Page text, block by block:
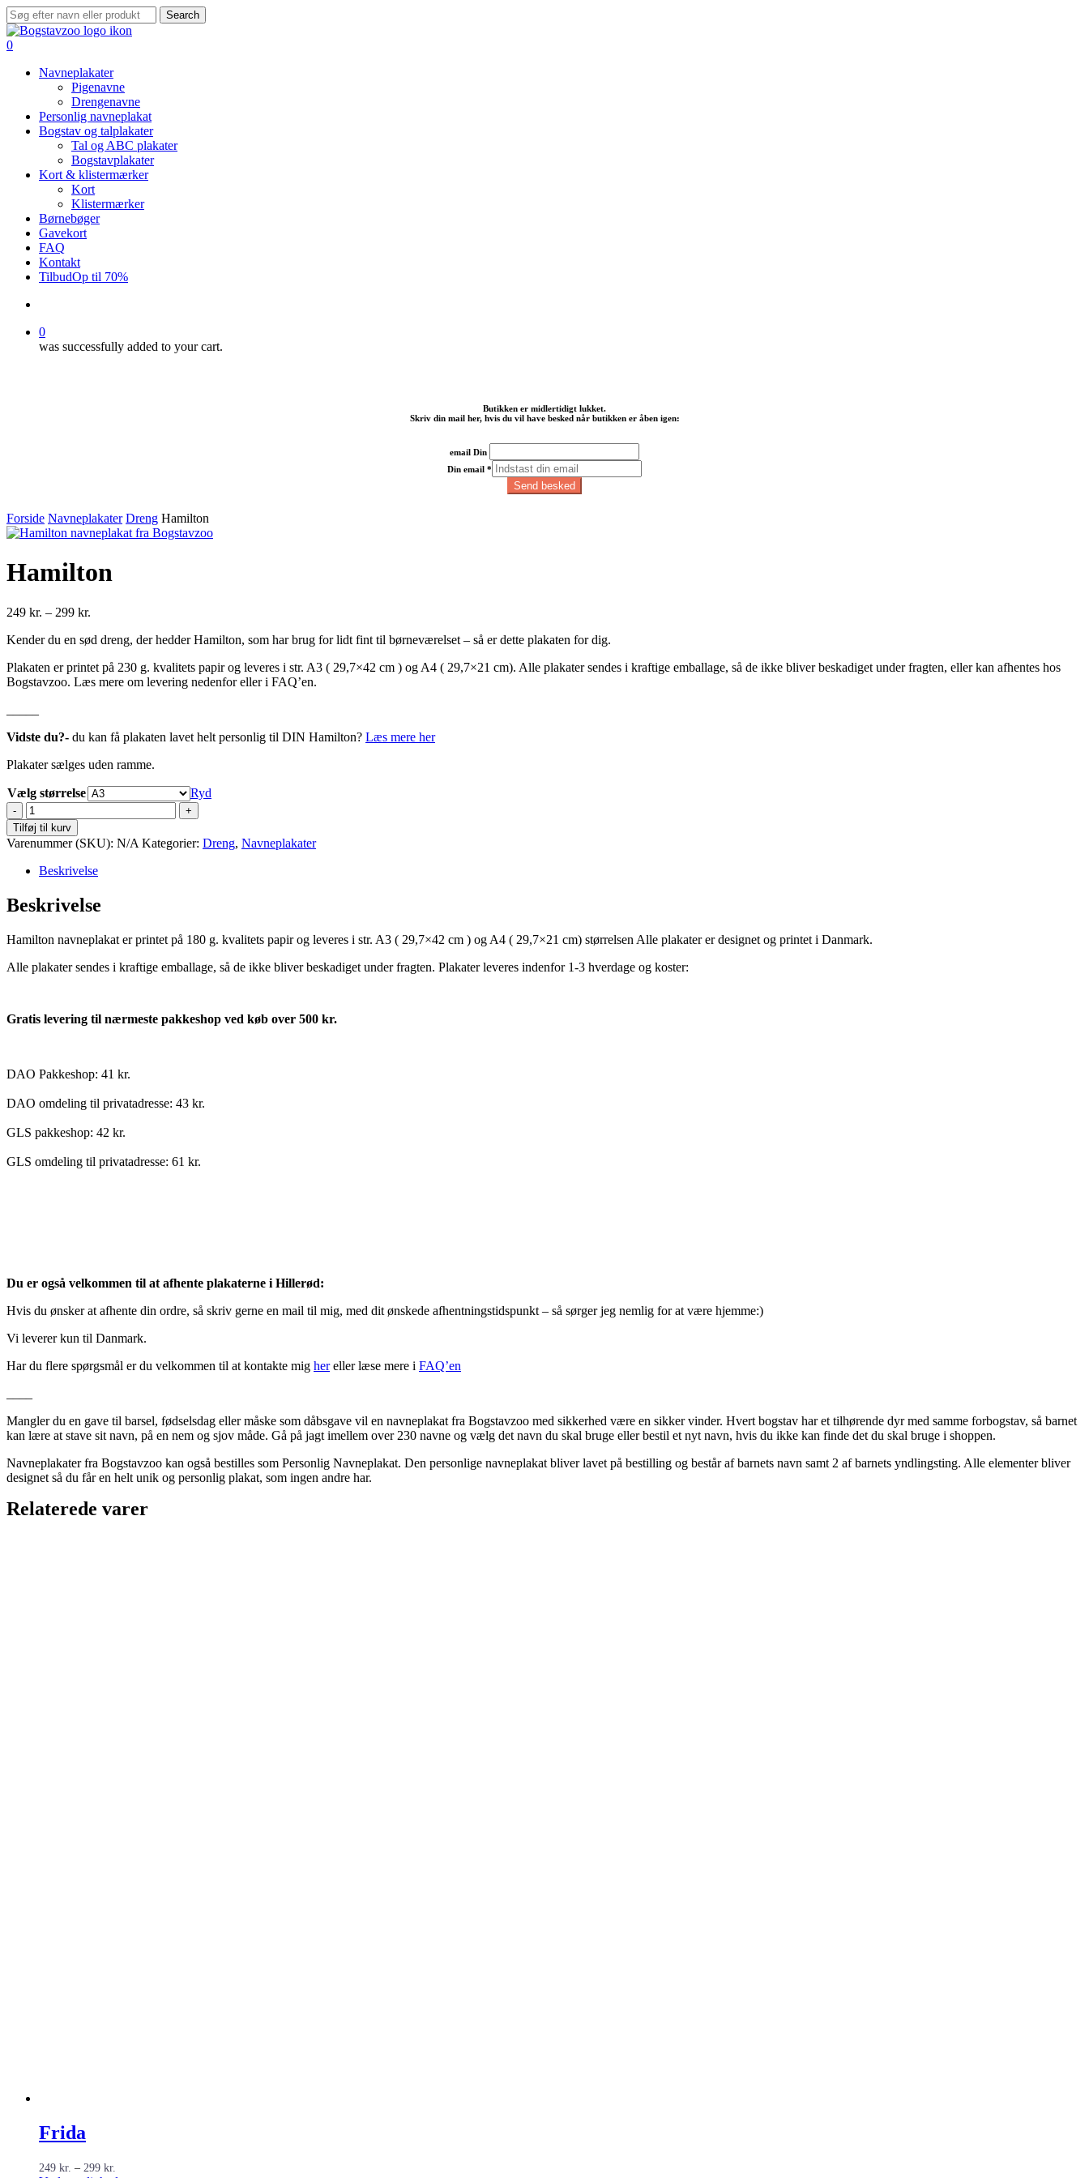
Skip
to
main
Search
Close
Search
search
0
Navneplakater
Pigenavne
Drengenavne
Personlig navneplakat
Bogstav og talplakater
Tal og ABC plakater
Bogstavplakater
Kort & klistermærker
Kort
Klistermærker
Børnebøger
Gavekort
FAQ
Kontakt
TilbudOp til 70%
0
was successfully added to your cart.
Butikken er midlertidigt lukket.
Skriv din mail her, hvis du vil have besked når butikken er åben igen:
email Din
Din email *
Send besked
Forside Navneplakater Dreng Hamilton
Hamilton
249 kr. – 299 kr.
til
Kender du en sød dreng, der hedder Hamilton, som har brug for lidt fint til børneværelset – så er dette plakaten for dig.
Plakaten er printet på 230 g. kvalitets papir og leveres i str. A3 ( 29,7×42 cm ) og A4 ( 29,7×21 cm). Alle plakater sendes i kraftige emballage, så de ikke bliver beskadiget under fragten, eller kan afhentes hos
Bogstavzoo. Læs mere om levering nedenfor eller i FAQ’en.
Vidste du?- du kan få plakaten lavet helt personlig til DIN Hamilton? Læs mere her
Plakater sælges uden ramme.
Vælg størrelse
Ryd
Hamilton
antal
Tilføj til kurv
Varenummer (SKU): N/A Kategorier: Dreng, Navneplakater
Beskrivelse
Beskrivelse
Hamilton navneplakat er printet på 180 g. kvalitets papir og leveres i str. A3 ( 29,7×42 cm ) og A4 ( 29,7×21 cm) størrelsen Alle plakater er designet og printet i Danmark.
Alle plakater sendes i kraftige emballage, så de ikke bliver beskadiget under fragten. Plakater leveres indenfor 1-3 hverdage og koster:
Gratis levering til nærmeste pakkeshop ved køb over 500 kr.
DAO Pakkeshop: 41 kr.
DAO omdeling til privatadresse: 43 kr.
GLS pakkeshop: 42 kr.
GLS omdeling til privatadresse: 61 kr.
Du er også velkommen til at afhente plakaterne i Hillerød:
Hvis du ønsker at afhente din ordre, så skriv gerne en mail til mig, med dit ønskede afhentningstidspunkt – så sørger jeg nemlig for at være hjemme:)
Vi leverer kun til Danmark.
Har du flere spørgsmål er du velkommen til at kontakte mig hereller læse mere i FAQ’en
Mangler du en gave til barsel, fødselsdag eller måske som dåbsgave vil en navneplakat fra Bogstavzoo med sikkerhed være en sikker vinder. Hvert bogstav har et tilhørende dyr med samme forbogstav, så barnet
kan lære at stave sit navn, på en nem og sjov måde. Gå på jagt imellem over 230 navne og vælg det navn du skal bruge eller bestil et nyt navn, hvis du ikke kan finde det du skal bruge i shoppen.
Navneplakater fra Bogstavzoo kan også bestilles som Personlig Navneplakat. Den personlige navneplakat bliver lavet på bestilling og består af barnets navn samt 2 af barnets yndlingsting. Alle elementer bliver
designet så du får en helt unik og personlig plakat, som ingen andre har.
Relaterede varer
Frida
249 kr. – 299 kr.